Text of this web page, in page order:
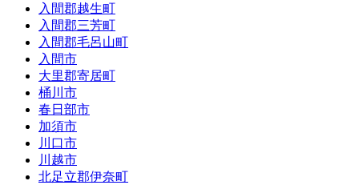
入間郡越生町
入間郡三芳町
入間郡毛呂山町
入間市
大里郡寄居町
桶川市
春日部市
加須市
川口市
川越市
北足立郡伊奈町